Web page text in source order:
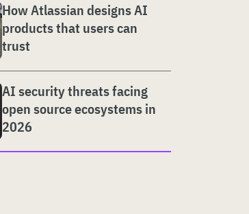
How Atlassian designs AI
products that users can
trust
AI security threats facing
open source ecosystems in
2026